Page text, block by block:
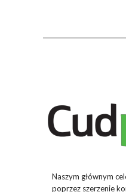
Naszym głównym
poprzez szerzenie